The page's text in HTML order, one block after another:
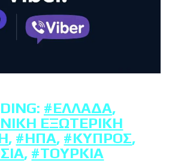
#ΕΛΛΆΔΑ,
ΕΞΩΤΕΡΙΚΉ
, #ΗΠΑ, #ΚΎΠΡΟΣ,
, #ΤΟΥΡΚΊΑ